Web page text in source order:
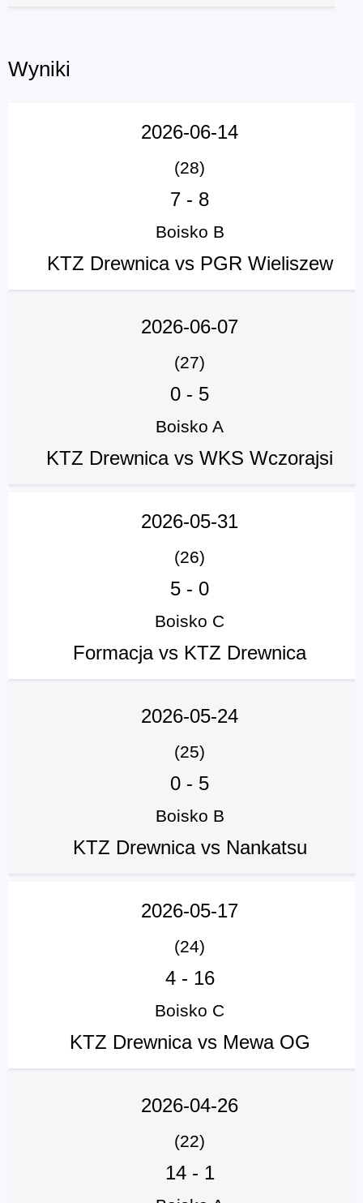
Wyniki
2026-06-14
(28)
7 - 8
Boisko B
KTZ Drewnica vs PGR Wieliszew
2026-06-07
(27)
0 - 5
Boisko A
KTZ Drewnica vs WKS Wczorajsi
2026-05-31
(26)
5 - 0
Boisko C
Formacja vs KTZ Drewnica
2026-05-24
(25)
0 - 5
Boisko B
KTZ Drewnica vs Nankatsu
2026-05-17
(24)
4- 16
Boisko C
KTZ Drewnica vs Mewa OG
2026-04-26
(22)
14- 1